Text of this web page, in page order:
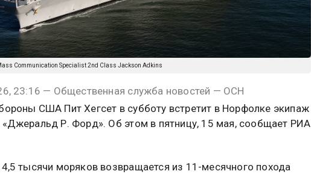
Communication Specialist 2nd Class Jackson Adkins
23:16 — Общественная служба новостей — ОСН
США Пит Хегсет в субботу встретит в Норфолке экипаж
«Джеральд Р. Форд». Об этом в пятницу, 15 мая, сообщает РИА
тысячи моряков возвращается из 11-месячного похода